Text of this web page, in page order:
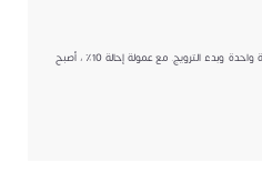
انضم مجانا. لا يستغرق التسجيل سوى دقيقة واحدة وبدء الترويج. مع عمولة إحالة 10٪ ، أصبح